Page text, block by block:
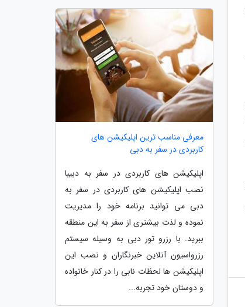
معرفی مناسب ترین اپلیکیشن های
کاربردی در سفر به دبی
اپلیکیشن های کاربردی در سفر به دبیبا
نصب اپلیکیشن های کاربردی در سفر به
دبی می توانید برنامه خود را مدیریت
نموده و لذت بیشتری از سفر به این منطقه
ببرید. با رزرو تور دبی به وسیله سیستم
رزرواسیون آنلاین خبرنگاران و نصب این
اپلیکیشن ها لحظات نابی را در کنار خانواده
و دوستان خود تجربه...